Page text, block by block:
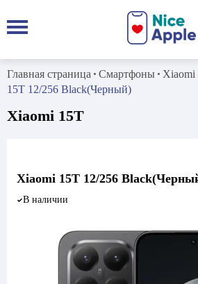
Главная страница Смартфоны Xiaomi
15T 12/256 Black(Черный)
Xiaomi 15T
Xiaomi 15T 12/256
В наличии